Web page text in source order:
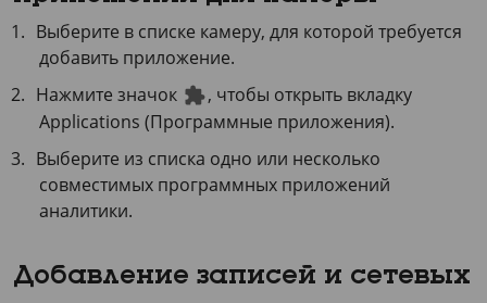
Выберите в списке камеру, для которой требуется
добавить приложение.
Нажмите значок
, чтобы открыть вкладку
Applications (Программные приложения).
Выберите из списка одно или несколько
совместимых программных приложений
аналитики.
Добавление записей и сетевых